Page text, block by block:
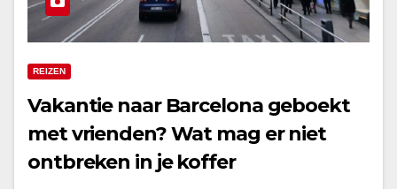
REIZEN
Vakantie naar Barcelona geboekt
met vrienden? Wat mag er niet
ontbreken in je koffer